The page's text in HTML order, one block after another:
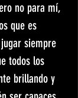
no para mí,
que es
siempre
todos los
brillando y